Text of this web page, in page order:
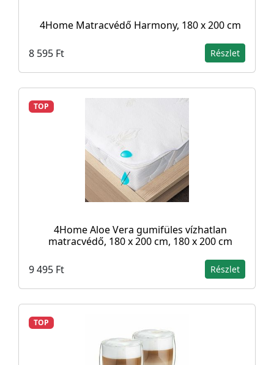
4Home Matracvédő Harmony, 180 x 200 cm
8 595 Ft Részlet
TOP
4Home Aloe Vera gumifüles vízhatlan
matracvédő, 180 x 200 cm, 180 x 200 cm
9 495 Ft Részlet
TOP